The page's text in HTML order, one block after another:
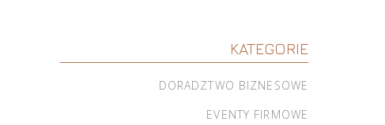
KATEGORIE
DORADZTWO BIZNESOWE
EVENTY FIRMOWE